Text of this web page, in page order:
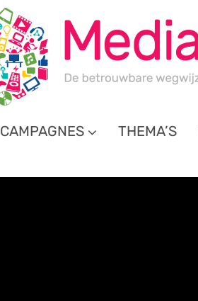
CAMPAGNES THEMA’S